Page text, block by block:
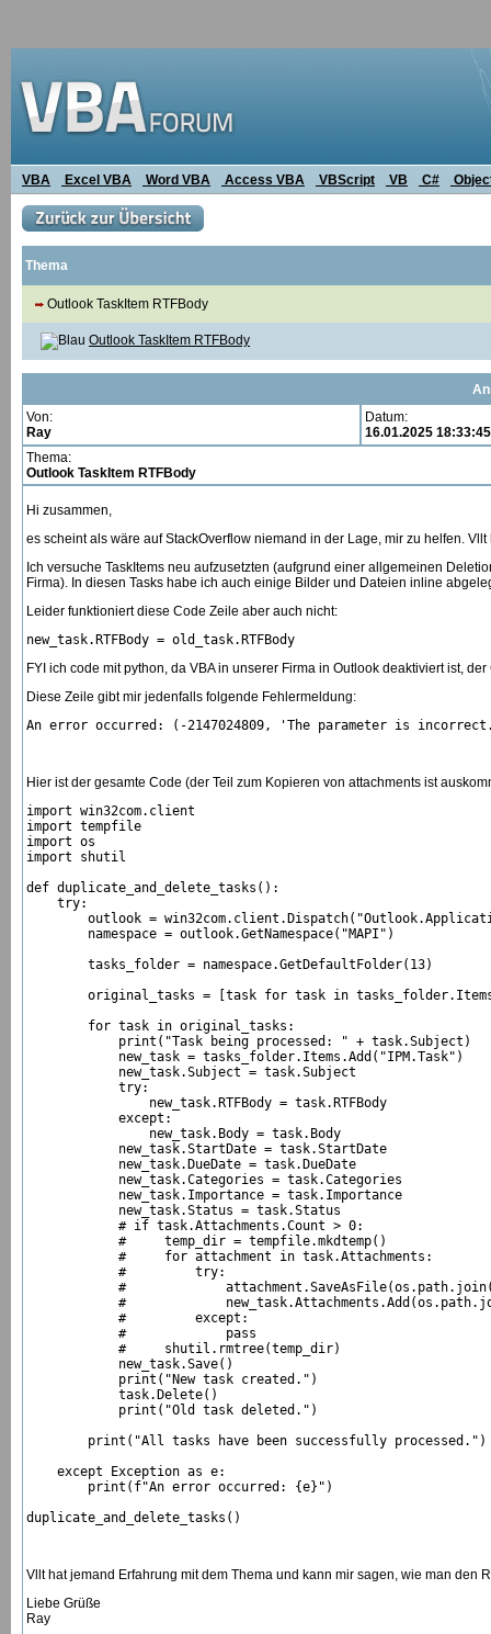
VBA Excel VBA Word VBA Access VBA VBScript VB C#
Thema
Outlook TaskItem RTFBody
Outlook TaskItem RTFBody
Von:
Ray
Datum:
16.01.2025 18:33:45
Thema:
Outlook TaskItem RTFBody
Hi zusammen,
es scheint als wäre auf StackOverflow niemand in der Lage, mir zu helfen.
Ich versuche TaskItems neu aufzusetzten (aufgrund einer allgemeinen
Firma). In diesen Tasks habe ich auch einige Bilder und Dateien inline
Leider funktioniert diese Code Zeile aber auch nicht:
FYI ich code mit python, da VBA in unserer Firma in Outlook deaktiviert ist,
Diese Zeile gibt mir jedenfalls folgende Fehlermeldung:
An error occurred: (-2147024809, 'The parameter is
Hier ist der gesamte Code (der Teil zum Kopieren von attachments ist
import win32com.client
import tempfile
import os
import shutil
def duplicate_and_delete_tasks():
    try:
outlook =
        namespace = outlook.GetNamespace("MAPI")
        tasks_folder = namespace.GetDefaultFolder(13)
original_tasks = [task for task in
        for task in original_tasks:
            print("Task being processed: " + task.Subject)
            new_task = tasks_folder.Items.Add("IPM.Task")
            new_task.Subject = task.Subject
            try:
                new_task.RTFBody = task.RTFBody
            except:
                new_task.Body = task.Body
            new_task.StartDate = task.StartDate
            new_task.DueDate = task.DueDate
            new_task.Categories = task.Categories
            new_task.Importance = task.Importance
            new_task.Status = task.Status
            # if task.Attachments.Count > 0:
            #     temp_dir = tempfile.mkdtemp()
            #     for attachment in task.Attachments:
            #         try:
#
#
            #         except:
            #             pass
            #     shutil.rmtree(temp_dir)
            new_task.Save()
            print("New task created.")
            task.Delete()
            print("Old task deleted.")
        print("All tasks have been successfully processed.")
    except Exception as e:
        print(f"An error occurred: {e}")
duplicate_and_delete_tasks()
Vllt hat jemand Erfahrung mit dem Thema und kann mir sagen, wie man den
Liebe Grüße
Ray